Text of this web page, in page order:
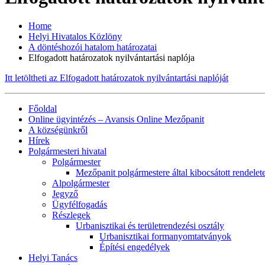
Home
Helyi Hivatalos Közlöny
A döntéshozói hatalom határozatai
Elfogadott határozatok nyilvántartási naplója
Itt letöltheti az Elfogadott határozatok nyilvántartási naplóját
Főoldal
Online ügyintézés – Avansis Online Mezőpanit
A községünkről
Hírek
Polgármesteri hivatal
Polgármester
Mezőpanit polgármestere által kibocsátott
Alpolgármester
Jegyző
Ügyfélfogadás
Részlegek
Urbanisztikai és területrendezési osztály
Urbanisztikai formanyomtatványok
Építési engedélyek
Helyi Tanács